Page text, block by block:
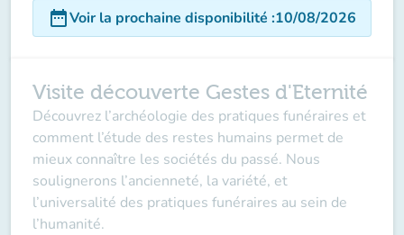
date_rangeVoir la prochaine disponibilité :10/08/2026
Visite découverte Gestes d'Eternité
Découvrez l’archéologie des pratiques funéraires et
comment l’étude des restes humains permet de
mieux connaître les sociétés du passé. Nous
soulignerons l’ancienneté, la variété, et
l’universalité des pratiques funéraires au sein de
l’humanité.